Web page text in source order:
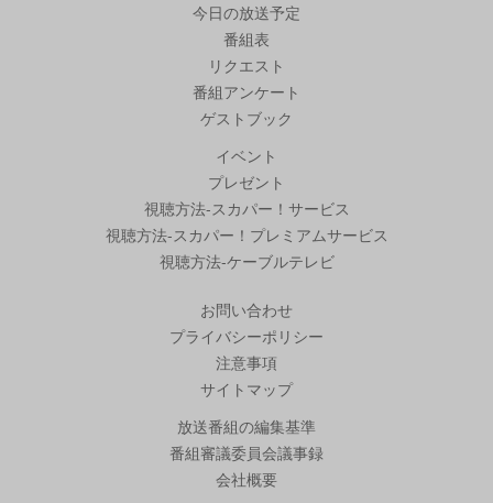
今日の放送予定
番組表
リクエスト
番組アンケート
ゲストブック
イベント
プレゼント
視聴方法-スカパー！サービス
視聴方法-スカパー！プレミアムサービス
視聴方法-ケーブルテレビ
お問い合わせ
プライバシーポリシー
注意事項
サイトマップ
放送番組の編集基準
番組審議委員会議事録
会社概要